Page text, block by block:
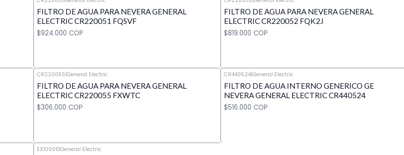
Cantidad Cantidad
FILTRO DE AGUA PARA NEVERA GENERAL
ELECTRIC CR220051 FQSVF
$924.000 COP
Cantidad
FILTRO DE AGUA PARA NEVERA GENERAL
ELECTRIC CR220052 FQK2J
$819.000 COP
Cantidad
CR220055|General Electric
FILTRO DE AGUA PARA NEVERA GENERAL
ELECTRIC CR220055 FXWTC
$306.000 COP
CR440524|General Electric
FILTRO DE AGUA INTERNO GENERICO GE
NEVERA GENERAL ELECTRIC CR440524
$516.000 COP
EX10006|General Electric